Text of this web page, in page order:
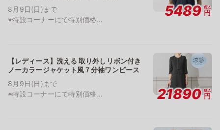
8月9日(日)まで
※特設コーナーにて特別価格...
5489 税込
円
【レディース】洗える 取り外しリボン付き
ノーカラージャケット風７分袖ワンピース
8月9日(日)まで
※特設コーナーにて特別価格...
21890 税込
円